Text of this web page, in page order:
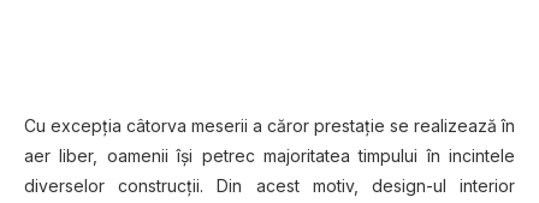
Cu excepţia câtorva meserii a căror prestaţie se realizează în
aer liber, oamenii îşi petrec majoritatea timpului în incintele
diverselor construcţii. Din acest motiv, design-ul interior